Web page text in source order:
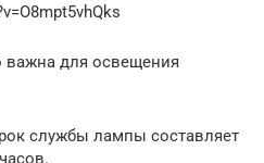
важна для освещения
службы лампы составляет